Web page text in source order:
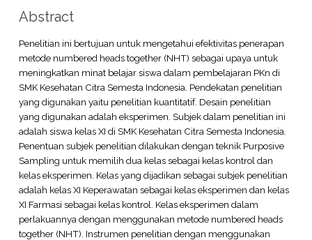
Abstract
Penelitian ini bertujuan untuk mengetahui efektivitas penerapan
metode numbered heads together (NHT) sebagai upaya untuk
meningkatkan minat belajar siswa dalam pembelajaran PKn di
SMK Kesehatan Citra Semesta Indonesia. Pendekatan penelitian
yang digunakan yaitu penelitian kuantitatif. Desain penelitian
yang digunakan adalah eksperimen. Subjek dalam penelitian ini
adalah siswa kelas XI di SMK Kesehatan Citra Semesta Indonesia.
Penentuan subjek penelitian dilakukan dengan teknik Purposive
Sampling untuk memilih dua kelas sebagai kelas kontrol dan
kelas eksperimen. Kelas yang dijadikan sebagai subjek penelitian
adalah kelas XI Keperawatan sebagai kelas eksperimen dan kelas
XI Farmasi sebagai kelas kontrol. Kelas eksperimen dalam
perlakuannya dengan menggunakan metode numbered heads
together (NHT). Instrumen penelitian dengan menggunakan